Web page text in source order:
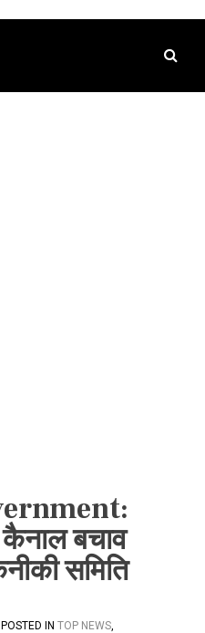
बचाव
समिति
POSTED IN TOP NEWS,